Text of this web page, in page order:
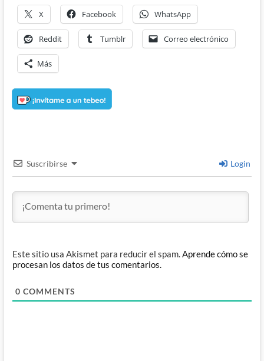
X Facebook WhatsApp
Reddit Tumblr Correo electrónico
Más
Suscribirse Login
Este sitio usa Akismet para reducir el spam.Aprende cómo se
procesan los datos de tus comentarios.
0 COMMENTS